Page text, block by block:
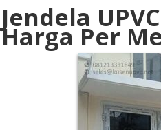
Jendela
Harga Per